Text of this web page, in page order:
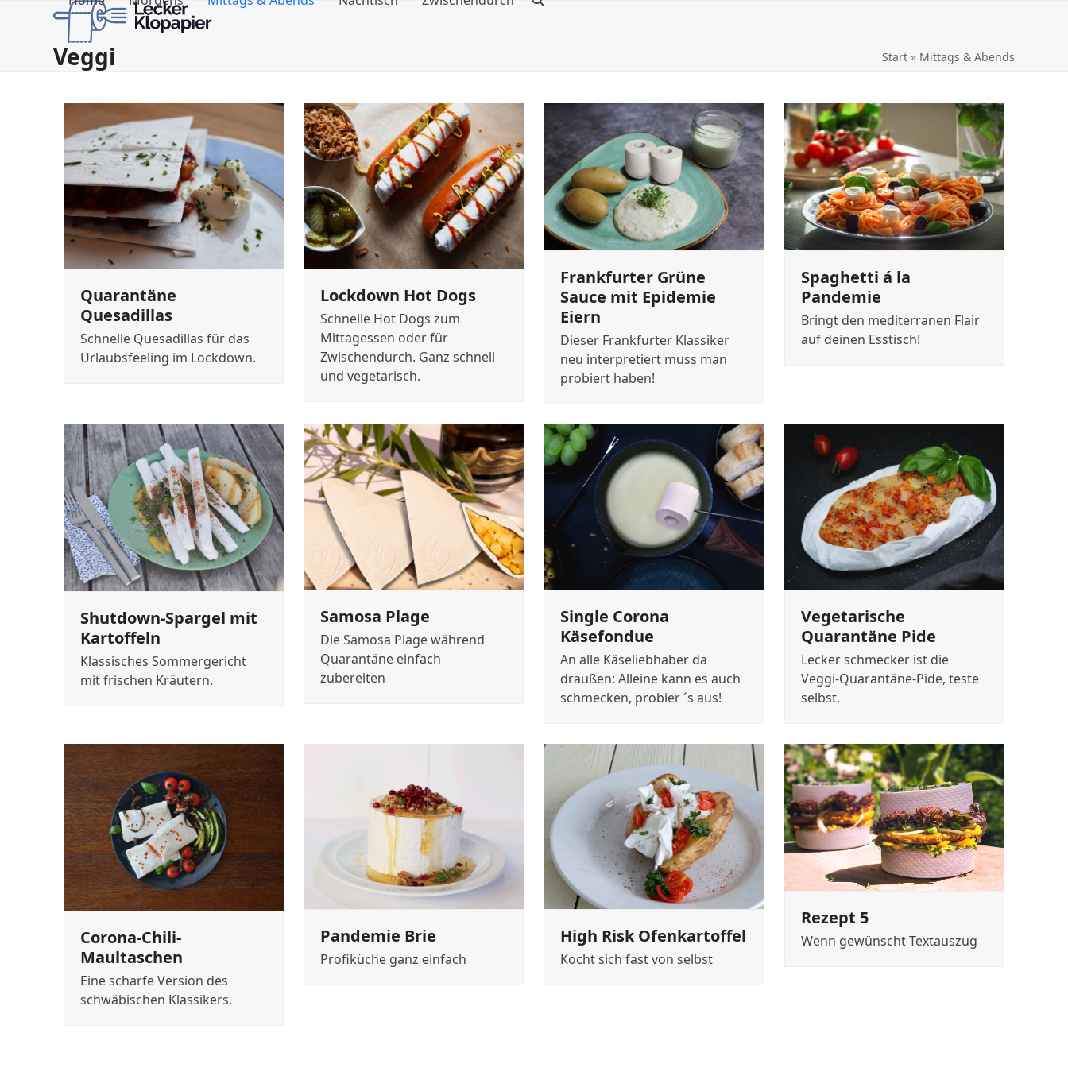
Veggi Start» Mittags & Abends
Quarantäne
Quesadillas
Schnelle Quesadillas für das
Urlaubsfeeling im Lockdown.
Lockdown Hot Dogs
Schnelle Hot Dogs zum
Mittagessen oder für
Zwischendurch. Ganz schnell
und vegetarisch.
Frankfurter Grüne
Sauce mit Epidemie
Eiern
Dieser Frankfurter Klassiker
neu interpretiert muss man
probiert haben!
Spaghetti á la
Pandemie
Bringt den mediterranen Flair
auf deinen Esstisch!
Shutdown-Spargel mit
Kartoffeln
Klassisches Sommergericht
mit frischen Kräutern.
Samosa Plage
Die Samosa Plage während
Quarantäne einfach
zubereiten
Single Corona
Käsefondue
An alle Käseliebhaber da
draußen: Alleine kann es auch
schmecken, probier ´s aus!
Vegetarische
Quarantäne Pide
Lecker schmecker ist die
Veggi-Quarantäne-Pide, teste
selbst.
Corona-Chili-
Maultaschen
Eine scharfe Version des
schwäbischen Klassikers.
Pandemie Brie
Profiküche ganz einfach
High Risk Ofenkartoffel
Kocht sich fast von selbst
Rezept 5
Wenn gewünscht Textauszug